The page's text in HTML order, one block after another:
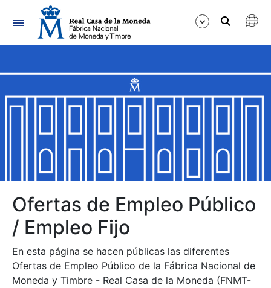
Navegación
Mostrar/Ocultar
Mostrar/Ocultar
Mostrar/Ocultar
Mostrar/Ocultar
Ofertas de Empleo Público
/ Empleo Fijo
En esta página se hacen públicas las diferentes
Ofertas de Empleo Público de la Fábrica Nacional de
Moneda y Timbre - Real Casa de la Moneda (FNMT-